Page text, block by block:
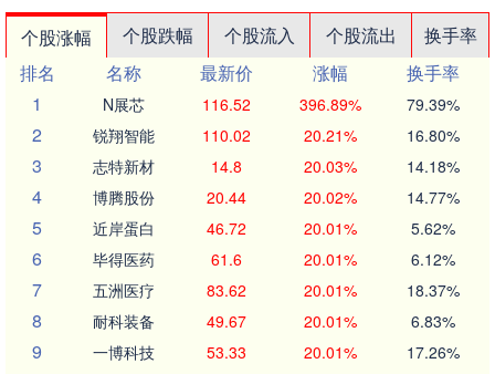
个股涨幅 个股跌幅 个股流入 个股流出
换手率
排名
名称 最新价 涨幅
换手率
1
N展芯 116.52 396.89% 79.39%
2 锐翔智能 110.02 20.21% 16.80%
3 志特新材 14.8 20.03% 14.18%
4 博腾股份 20.44 20.02% 14.77%
5 近岸蛋白 46.72 20.01% 5.62%
6 毕得医药 61.6 20.01% 6.12%
7 五洲医疗 83.62 20.01% 18.37%
8 耐科装备 49.67 20.01% 6.83%
9 一博科技 53.33 20.01% 17.26%